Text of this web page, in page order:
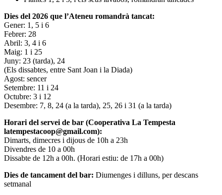
Dies del 2026 que l’Ateneu romandrà tancat:
Gener: 1, 5 i 6
Febrer: 28
Abril: 3, 4 i 6
Maig: 1 i 25
Juny: 23 (tarda), 24
(Els dissabtes, entre Sant Joan i la Diada)
Agost: sencer
Setembre: 11 i 24
Octubre: 3 i 12
Desembre: 7, 8, 24 (a la tarda), 25, 26 i 31 (a la tarda)
Horari del servei de bar (Cooperativa La Tempesta
latempestacoop@gmail.com):
Dimarts, dimecres i dijous de 10h a 23h
Divendres de 10 a 00h
Dissabte de 12h a 00h. (Horari estiu: de 17h a 00h)
Dies de tancament del bar: Diumenges i dilluns, per descans
setmanal